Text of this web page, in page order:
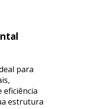
para
estrutura